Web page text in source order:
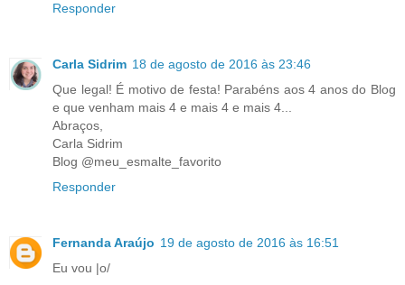
Responder
Carla Sidrim 18 de agosto de 2016 às 23:46
Que legal! É motivo de festa! Parabéns aos 4 anos do Blog
e que venham mais 4 e mais 4 e mais 4...
Abraços,
Carla Sidrim
Blog @meu_esmalte_favorito
Responder
Fernanda Araújo 19 de agosto de 2016 às 16:51
Eu vou |o/